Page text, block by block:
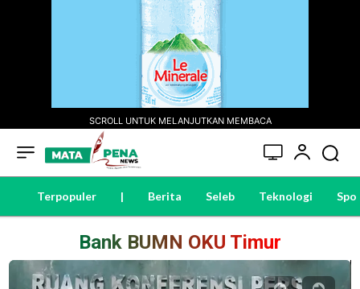
SCROLL UNTUK MELANJUTKAN MEMBACA
Terpopuler | Berita Seleb Teknologi
Bank BUMN OKU Timur